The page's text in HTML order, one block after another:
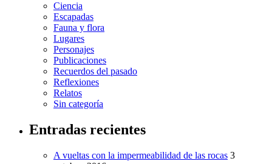
Ciencia
Escapadas
Fauna y flora
Lugares
Personajes
Publicaciones
Recuerdos del pasado
Reflexiones
Relatos
Sin categoría
Entradas recientes
A vueltas con la impermeabilidad de las rocas 3